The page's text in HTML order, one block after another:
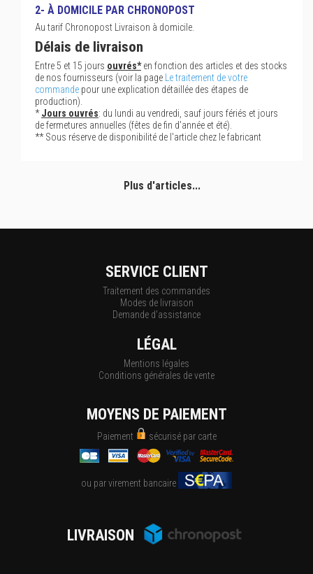
2- À DOMICILE PAR CHRONOPOST
Au tarif Chronopost Livraison à domicile.
Délais de livraison
Entre 5 et 15 jours ouvrés*en fonction des articles et des stocks
de nos fournisseurs (voir la page
Le traitement de votre
commande pour une explication détaillée des étapes de
production).
*Jours ouvrés: du lundi au vendredi, sauf jours fériés et jours
de fermetures annuelles (fêtes de fin d'année et été).
** Sous réserve de disponibilité de l'article chez le fabricant
Plus d'articles...
SERVICE CLIENT
Traitement des commandes
Modes de livraison
Demande d'assistance
LÉGAL
Mentions légales
Conditions générales de vente
MOYENS DE PAIEMENT
Paiement sécurisé par carte
ou par virement bancaire
LIVRAISON